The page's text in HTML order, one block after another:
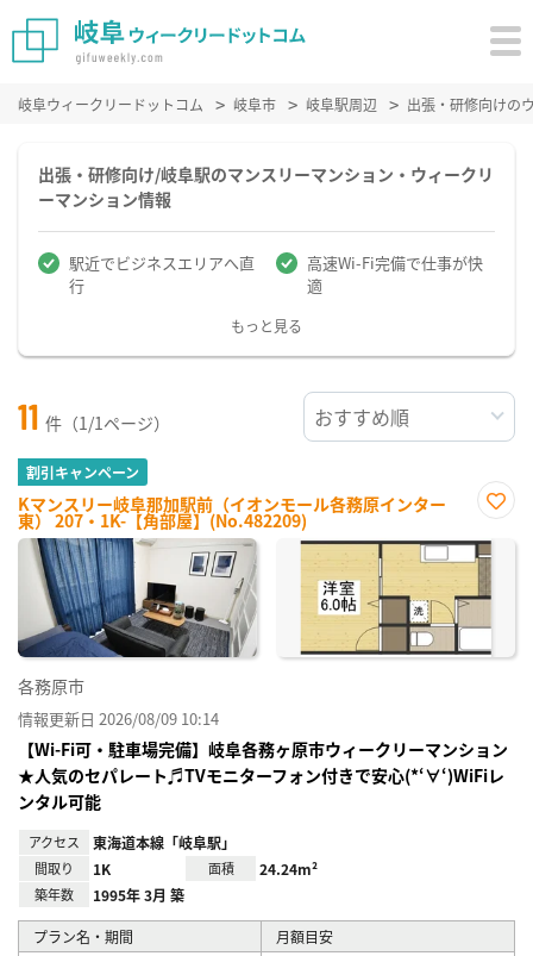
岐阜ウィークリードットコム 岐阜市 岐阜駅周辺 出張・研修向けの
出張・研修向け/岐阜駅のマンスリーマンション・ウィークリ
ーマンション情報
駅近でビジネスエリアへ直
行
高速Wi-Fi完備で仕事が快
適
もっと見る
11 件（1/1ページ）
割引キャンペーン
Kマンスリー岐阜那加駅前（イオンモール各務原インター
東） 207・1K-【角部屋】(No.482209)
に入
り登
録
各務原市
情報更新日 2026/08/09 10:14
【Wi-Fi可・駐車場完備】岐阜各務ヶ原市ウィークリーマンション
★人気のセパレート♬TVモニターフォン付きで安心(*‘∀‘)WiFiレ
ンタル可能
アクセス 東海道本線「岐阜駅」
間取り 1K 面積 24.24m²
築年数 1995年 3月 築
プラン名・期間 月額目安